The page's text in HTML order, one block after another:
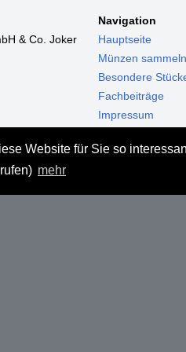
Website für Sie so
mehr
& Co. Joker
Navigation
Hauptseite
Münzen sammeln
Besondere
Fachbeiträge
Impressum